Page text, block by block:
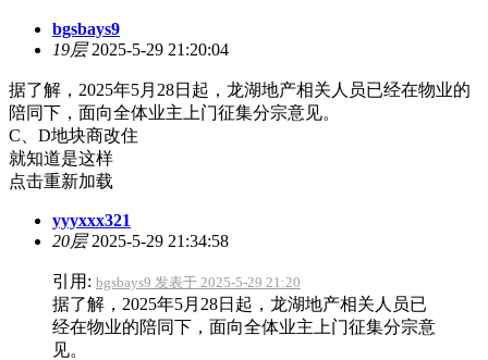
bgsbays9
19层2025-5-29 21:20:04
据了解，2025年5月28日起，龙湖地产相关人员已经在物业的
陪同下，面向全体业主上门征集分宗意见。
C、D地块商改住
就知道是这样
点击重新加载
yyyxxx321
20层2025-5-29 21:34:58
引用: bgsbays9 发表于 2025-5-29 21:20
据了解，2025年5月28日起，龙湖地产相关人员已
经在物业的陪同下，面向全体业主上门征集分宗意
见。